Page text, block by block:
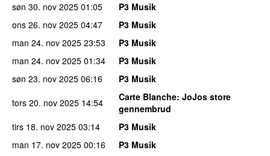
søn 30. nov 2025 01:05
P3 Musik
ons 26. nov 2025 04:47
P3 Musik
man 24. nov 2025 23:53
P3 Musik
man 24. nov 2025 01:34
P3 Musik
søn 23. nov 2025 06:16
P3 Musik
tors 20. nov 2025 14:54 Carte Blanche: JoJos store
gennembrud
tirs 18. nov 2025 03:14
P3 Musik
man 17. nov 2025 00:16 P3 Musik